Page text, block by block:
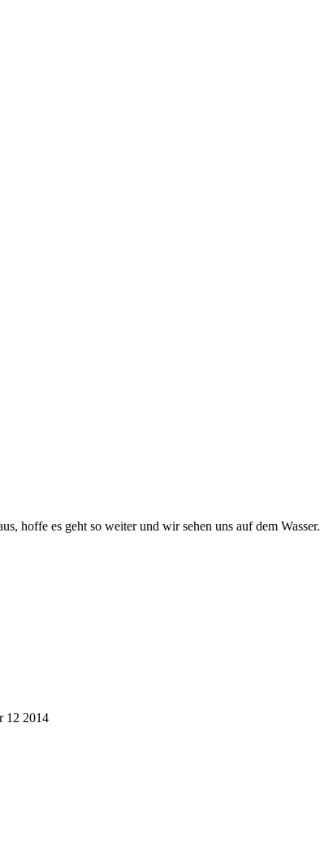
hoffe es geht so weiter und wir sehen uns auf dem Wasser.
12 2014